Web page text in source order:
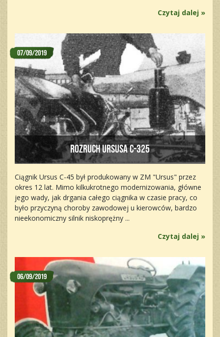
Czytaj dalej »
Rozruch Ursusa C-325
07/09/2019
Ciągnik Ursus C-45 był produkowany w ZM "Ursus" przez
okres 12 lat. Mimo kilkukrotnego modernizowania, główne
jego wady, jak drgania całego ciągnika w czasie pracy, co
było przyczyną choroby zawodowej u kierowców, bardzo
nieekonomiczny silnik niskoprężny ...
Czytaj dalej »
06/09/2019